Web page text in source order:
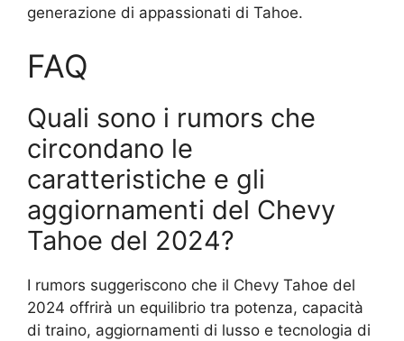
generazione di appassionati di Tahoe.
FAQ
Quali sono i rumors che
circondano le
caratteristiche e gli
aggiornamenti del Chevy
Tahoe del 2024?
I rumors suggeriscono che il Chevy Tahoe del
2024 offrirà un equilibrio tra potenza, capacità
di traino, aggiornamenti di lusso e tecnologia di